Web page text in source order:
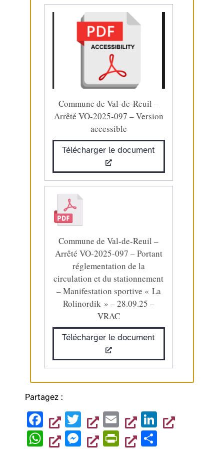
Commune de Val-de-Reuil –
Arrêté VO-2025-097 – Version
accessible
Télécharger le document
Commune de Val-de-Reuil –
Arrêté VO-2025-097 – Portant
réglementation de la
circulation et du stationnement
– Manifestation sportive « La
Rolinordik » – 28.09.25 –
VRAC
Télécharger le document
Partagez :
F
a
T
wi
E
m
Li
W
M
Pr